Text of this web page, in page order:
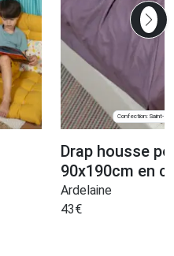
Confection: Saint-
Drap housse
90x190cm en
Ardelaine
43€